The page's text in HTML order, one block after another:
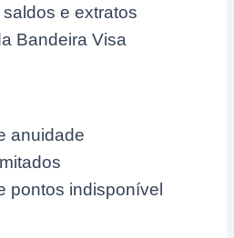
e extratos
Bandeira Visa
anuidade
pontos indisponível